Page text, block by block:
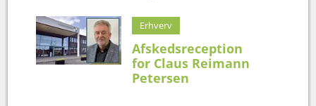
Erhverv
Afskedsreception
for Claus Reimann
Petersen